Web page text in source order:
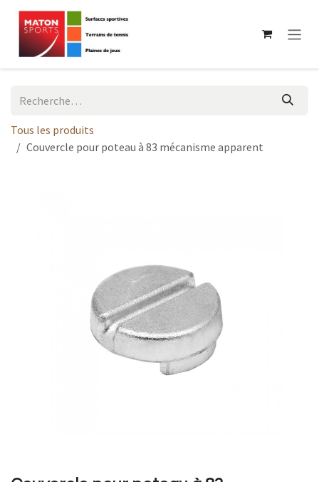
Se rendre au contenu
Tous les produits
Couvercle pour poteau à 83 mécanisme apparent